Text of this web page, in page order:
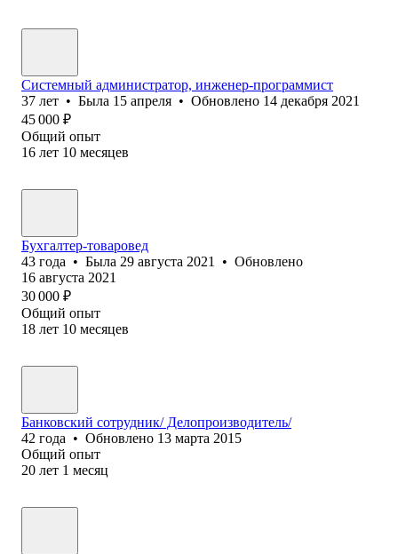
Системный администратор, инженер-программист
37 лет • Была 15 апреля • Обновлено 14 декабря 2021
45 000 ₽
Общий опыт
16 лет 10 месяцев
Бухгалтер-товаровед
43 года • Была 29 августа 2021 • Обновлено
16 августа 2021
30 000 ₽
Общий опыт
18 лет 10 месяцев
Банковский сотрудник/ Делопроизводитель/
42 года • Обновлено 13 марта 2015
Общий опыт
20 лет 1 месяц